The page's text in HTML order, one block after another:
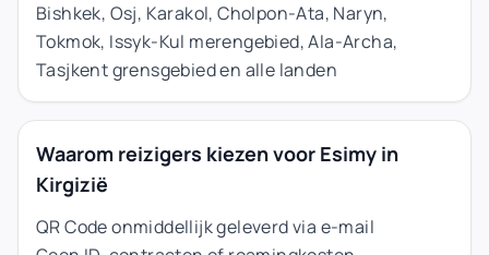
Bishkek, Osj, Karakol, Cholpon-Ata, Naryn,
Tokmok, Issyk-Kul merengebied, Ala-Archa,
Tasjkent grensgebied en alle landen
Waarom reizigers kiezen voor Esimy in
Kirgizië
QR Code onmiddellijk geleverd via e-mail